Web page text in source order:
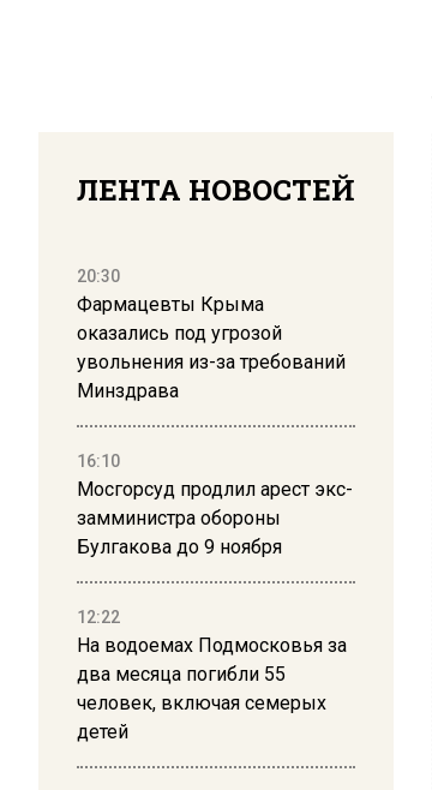
ЛЕНТА НОВОСТЕЙ
20:30
Фармацевты Крыма
оказались под угрозой
увольнения из-за требований
Минздрава
16:10
Мосгорсуд продлил арест экс-
замминистра обороны
Булгакова до 9 ноября
12:22
На водоемах Подмосковья за
два месяца погибли 55
человек, включая семерых
детей